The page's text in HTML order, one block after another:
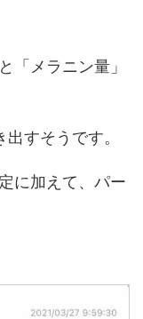
「メラニン量」
すそうです。
に加えて、パー